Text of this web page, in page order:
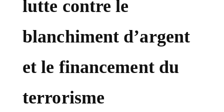
lutte contre le
blanchiment d’argent
et le financement du
terrorisme